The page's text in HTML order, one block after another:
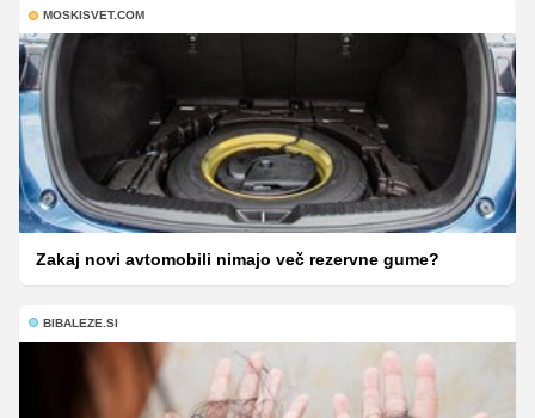
MOSKISVET.COM
Zakaj novi avtomobili nimajo več rezervne gume?
BIBALEZE.SI